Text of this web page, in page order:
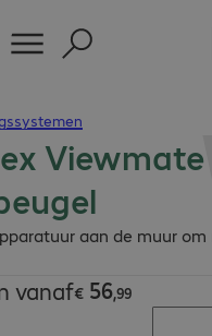
Viewmate
aan de muur
vanaf€ 56,99
€ 56,99